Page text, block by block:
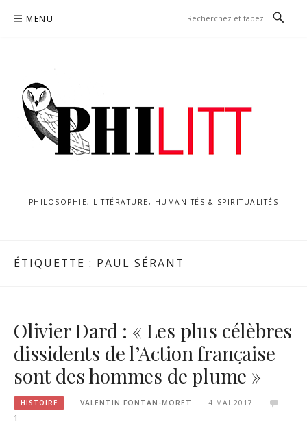
MENU
PHILOSOPHIE, LITTÉRATURE, HUMANITÉS & SPIRITUALITÉS
ÉTIQUETTE : PAUL SÉRANT
Olivier Dard : « Les plus célèbres
dissidents de l’Action française
sont des hommes de plume »
HISTOIRE VALENTIN FONTAN-MORET
4 MAI 2017
1